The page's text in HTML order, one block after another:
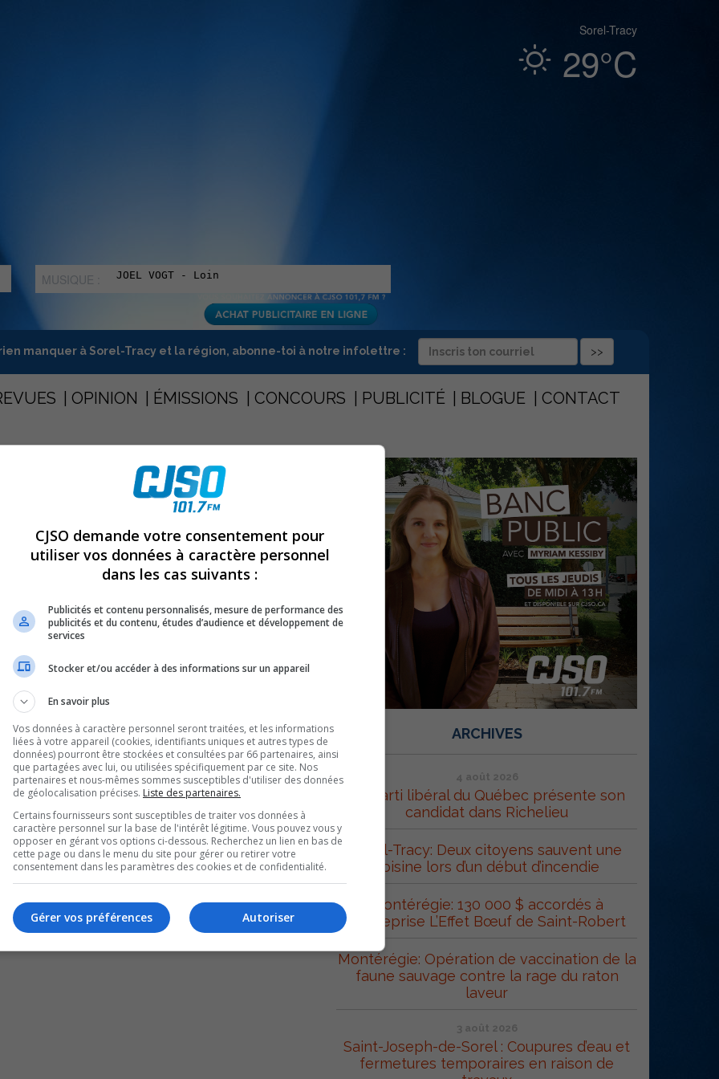
Sorel-Tracy
29°C
MUSIQUE :
manquer à Sorel-Tracy et la région, abonne-toi à notre infolettre :
OPINION ÉMISSIONS CONCOURS PUBLICITÉ BLOGUE CONTACT
TELLIER
Tellier
du IGA-Marché André Tellier du boulevard
propriétaires, Danielle Goyer et André Tellier ont
ont été réalisés surtout la nuit.
magasinage de 33 000 pieds carrés. Aujourd’hui, la
d’offrir 1 500 nouveaux produits, un comptoir à
des vins, etc.
travail à 118 personnes. Sous peu, le personnel
vient d’investir 45 500 $ dans sept projets
de concertation et de valorisation du bassin de la
du lit de la rivière Richelieu’’ retenu. Avec
5 sites choisis.
ARCHIVES
4 août 2026
Le Parti libéral du Québec présente son
candidat dans Richelieu
Sorel-Tracy: Deux citoyens sauvent une
voisine lors d’un début d’incendie
Montérégie: 130 000 $ accordés à
l’entreprise L’Effet Bœuf de Saint-Robert
Montérégie: Opération de vaccination de la
faune sauvage contre la rage du raton
laveur
3 août 2026
Saint-Joseph-de-Sorel : Coupures d’eau et
fermetures temporaires en raison de
CJSO demande votre consentement pour
utiliser vos données à caractère personnel
dans les cas suivants :
Publicités et contenu personnalisés, mesure de performance des
publicités et du contenu, études d’audience et développement de
services
Stocker et/ou accéder à des informations sur un appareil
En savoir plus
Vos données à caractère personnel seront traitées, et les informations
liées à votre appareil (cookies, identifiants uniques et autres types de
données) pourront être stockées et consultées par 66 partenaires, ainsi
que partagées avec lui, ou utilisées spécifiquement par ce site. Nos
partenaires et nous-mêmes sommes susceptibles d'utiliser des données
de géolocalisation précises. Liste des partenaires.
Certains fournisseurs sont susceptibles de traiter vos données à
caractère personnel sur la base de l'intérêt légitime. Vous pouvez vous y
opposer en gérant vos options ci-dessous. Recherchez un lien en bas de
cette page ou dans le menu du site pour gérer ou retirer votre
consentement dans les paramètres des cookies et de confidentialité.
Autoriser
Gérer vos préférences